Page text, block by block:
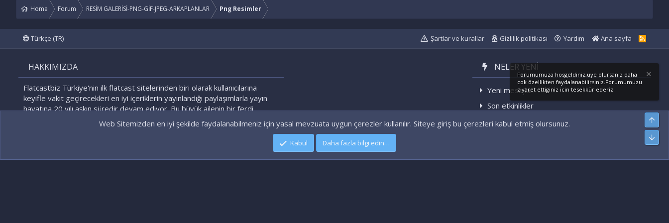
Home Forum RESİM GALERİSİ-PNG-GİF-JPEG-ARKAPLANLAR Png Resimler
Türkçe (TR) Şartlar ve kurallar Gizlilik politikası Yardım Ana sayfa
R
HAKKIMIZDA
Flatcastbiz Türkiye'nin ilk flatcast sitelerinden biri olarak kullanıcılarına
keyifle vakit geçirecekleri en iyi içeriklerin yayınlandığı paylaşımlarla yayın
hayatına 20 yılı aşkın süredir devam ediyor. Bu büyük ailenin bir ferdi
olmaktan gurur duyacağınızı biliyoruz!
NELER YENI
Yeni mesajlar
Son etkinlikler
Xenforo Add-ons© by ©XenTR| Xenforo Theme© by ©XenTR
Forumumuza hosgeldiniz,üye olursanız daha
cok özellikten faydalanabilirsiniz.Forumumuzu
ziyaret ettiginiz icin tesekkür ederiz
Web Sitemizden en iyi şekilde faydalanabilmeniz için yasal mevzuata uygun çerezler kullanılır. Siteye giriş bu çerezleri kabul etmiş olursunuz.
Kabul Daha fazla bilgi edin…
Üst
Alt